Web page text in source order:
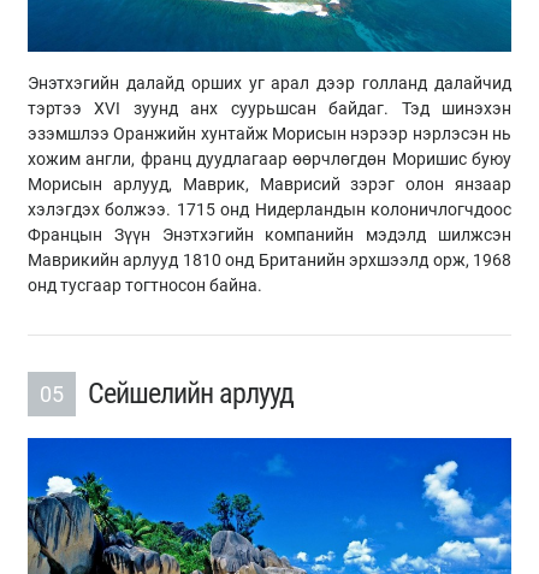
Энэтхэгийн далайд орших уг арал дээр голланд далайчид
тэртээ XVI зуунд анх суурьшсан байдаг. Тэд шинэхэн
эзэмшлээ Оранжийн хунтайж Морисын нэрээр нэрлэсэн нь
хожим англи, франц дуудлагаар өөрчлөгдөн Моришис буюу
Морисын арлууд, Маврик, Маврисий зэрэг олон янзаар
хэлэгдэх болжээ. 1715 онд Нидерландын колоничлогчдоос
Францын Зүүн Энэтхэгийн компанийн мэдэлд шилжсэн
Маврикийн арлууд 1810 онд Британийн эрхшээлд орж, 1968
онд тусгаар тогтносон байна.
05 Сейшелийн арлууд